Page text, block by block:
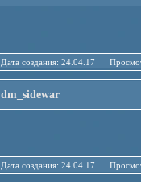
Дата создания: 24.04.17
dm_sidewar
Дата создания: 24.04.17